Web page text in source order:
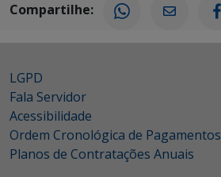
Compartilhe:
LGPD
Fala Servidor
Acessibilidade
Ordem Cronológica de Pagamentos
Planos de Contratações Anuais